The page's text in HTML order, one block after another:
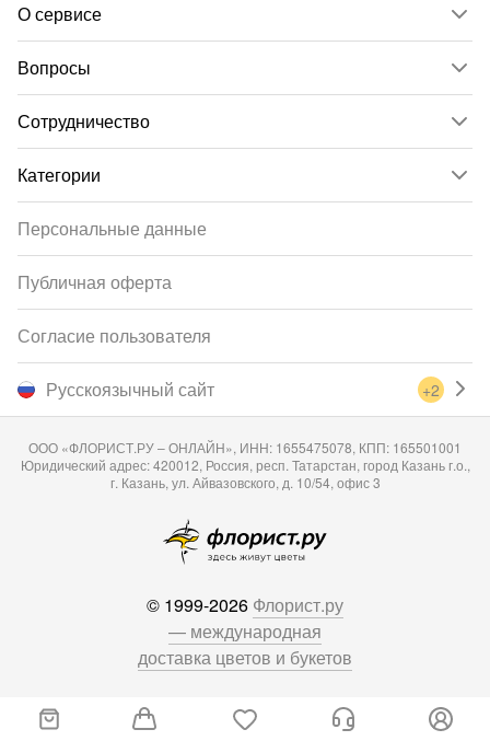
О сервисе
Вопросы
Сотрудничество
Категории
Русскоязычный сайт +2
Персональные данные
Публичная оферта
Согласие пользователя
ООО «ФЛОРИСТ.РУ – ОНЛАЙН», ИНН: 1655475078, КПП: 165501001
Юридический адрес: 420012, Россия, респ. Татарстан, город Казань г.о.,
г. Казань, ул. Айвазовского, д. 10/54, офис 3
© 1999-2026 Флорист.ру
— международная
доставка цветов и букетов